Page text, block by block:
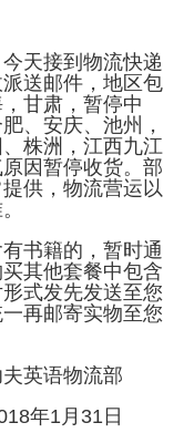
天接到物流快递
送邮件，地区包
甘肃，暂停中
、安庆、池州，
株洲，江西九江
因暂停收货。部
供，物流营运以
书籍的，暂时通
其他套餐中包含
式发先发送至您
再邮寄实物至您
夫英语物流部
年1月31日